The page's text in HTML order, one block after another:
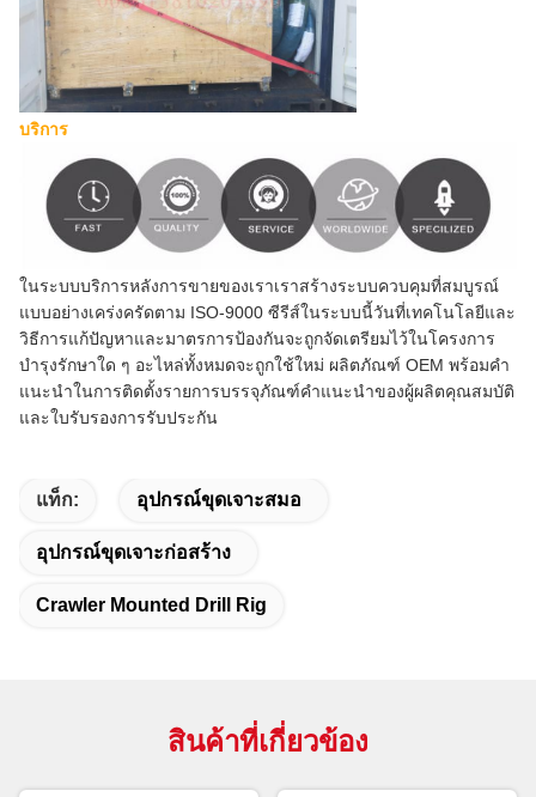
บริการ
ในระบบบริการหลังการขายของเราเราสร้างระบบควบคุมที่สมบูรณ์
แบบอย่างเคร่งครัดตาม ISO-9000 ซีรีส์ในระบบนี้วันที่เทคโนโลยีและ
วิธีการแก้ปัญหาและมาตรการป้องกันจะถูกจัดเตรียมไว้ในโครงการ
บำรุงรักษาใด ๆ อะไหล่ทั้งหมดจะถูกใช้ใหม่ ผลิตภัณฑ์ OEM พร้อมคำ
แนะนำในการติดตั้งรายการบรรจุภัณฑ์คำแนะนำของผู้ผลิตคุณสมบัติ
และใบรับรองการรับประกัน
แท็ก: อุปกรณ์ขุดเจาะสมอ
อุปกรณ์ขุดเจาะก่อสร้าง
Crawler Mounted Drill Rig
สินค้าที่เกี่ยวข้อง